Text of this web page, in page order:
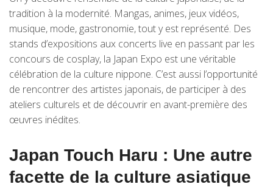
tradition à la modernité. Mangas, animes, jeux vidéos,
musique, mode, gastronomie, tout y est représenté. Des
stands d’expositions aux concerts live en passant par les
concours de cosplay, la Japan Expo est une véritable
célébration de la culture nippone. C’est aussi l’opportunité
de rencontrer des artistes japonais, de participer à des
ateliers culturels et de découvrir en avant-première des
œuvres inédites.
Japan Touch Haru : Une autre
facette de la culture asiatique